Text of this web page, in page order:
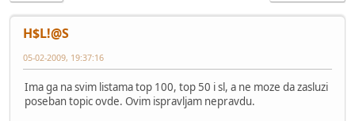
H$L!@S
05-02-2009, 19:37:16
Ima ga na svim listama top 100, top 50 i sl, a ne moze da zasluzi
poseban topic ovde. Ovim ispravljam nepravdu.